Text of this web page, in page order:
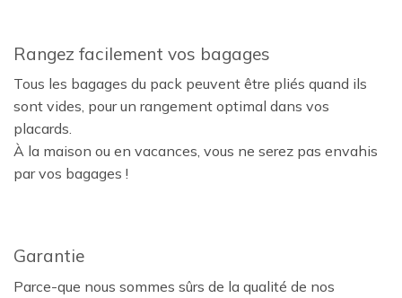
Rangez facilement vos bagages
Tous les bagages du pack peuvent être pliés quand ils
sont vides, pour un rangement optimal dans vos
placards.
À la maison ou en vacances, vous ne serez pas envahis
par vos bagages !
Garantie
Parce-que nous sommes sûrs de la qualité de nos